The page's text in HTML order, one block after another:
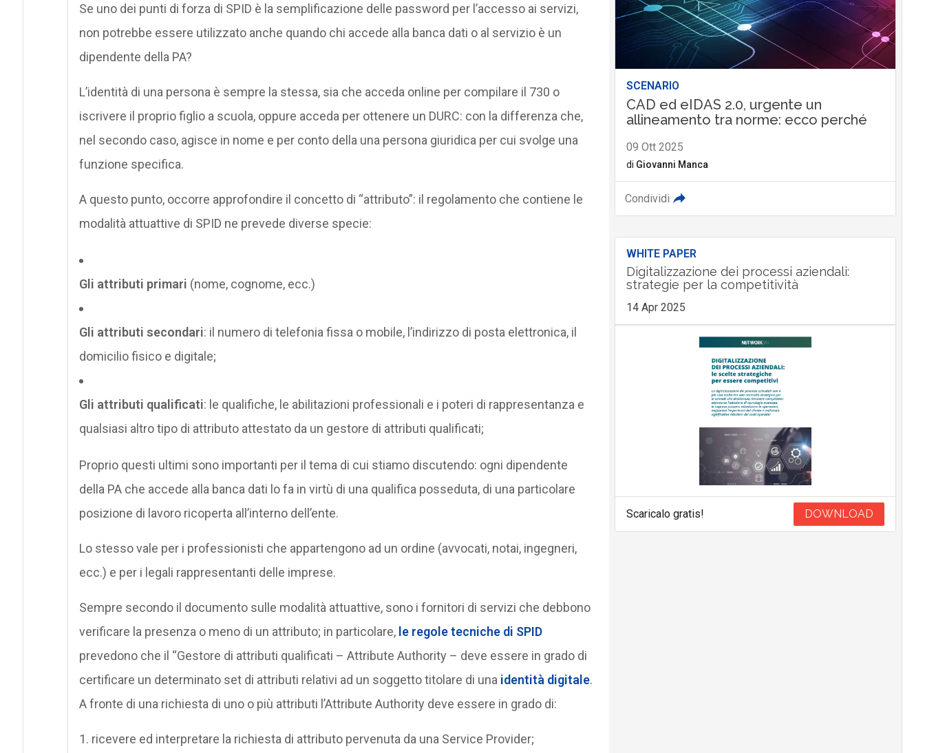
Se uno dei punti di forza di SPID è la semplificazione delle password per l’accesso ai servizi,
non potrebbe essere utilizzato anche quando chi accede alla banca dati o al servizio è un
dipendente della PA?
L’identità di una persona è sempre la stessa, sia che acceda online per compilare il 730 o
iscrivere il proprio figlio a scuola, oppure acceda per ottenere un DURC: con la differenza che,
nel secondo caso, agisce in nome e per conto della una persona giuridica per cui svolge una
funzione specifica.
A questo punto, occorre approfondire il concetto di “attributo”: il regolamento che contiene le
modalità attuattive di SPID ne prevede diverse specie:
Gli attributi primari (nome, cognome, ecc.)
Gli attributi secondari: il numero di telefonia fissa o mobile, l’indirizzo di posta elettronica, il
domicilio fisico e digitale;
Gli attributi qualificati: le qualifiche, le abilitazioni professionali e i poteri di rappresentanza e
qualsiasi altro tipo di attributo attestato da un gestore di attributi qualificati;
Proprio questi ultimi sono importanti per il tema di cui stiamo discutendo: ogni dipendente
della PA che accede alla banca dati lo fa in virtù di una qualifica posseduta, di una particolare
posizione di lavoro ricoperta all’interno dell’ente.
Lo stesso vale per i professionisti che appartengono ad un ordine (avvocati, notai, ingegneri,
ecc.) e per i legali rappresentanti delle imprese.
Sempre secondo il documento sulle modalità attuattive, sono i fornitori di servizi che debbono
verificare la presenza o meno di un attributo; in particolare, le regole tecniche di SPID
prevedono che il “Gestore di attributi qualificati – Attribute Authority – deve essere in grado di
certificare un determinato set di attributi relativi ad un soggetto titolare di una identità digitale.
A fronte di una richiesta di uno o più attributi l’Attribute Authority deve essere in grado di:
1. ricevere ed interpretare la richiesta di attributo pervenuta da una Service Provider;
SCENARIO
CAD ed eIDAS 2.0, urgente un
allineamento tra norme: ecco perché
09 Ott 2025
di Giovanni Manca
Condividi
WHITE PAPER
Digitalizzazione dei processi aziendali:
strategie per la competitività
14 Apr 2025
Scaricalo gratis! DOWNLOAD